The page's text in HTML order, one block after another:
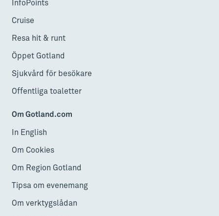
InfoPoints
Cruise
Resa hit & runt
Öppet Gotland
Sjukvård för besökare
Offentliga toaletter
Om Gotland.com
In English
Om Cookies
Om Region Gotland
Tipsa om evenemang
Om verktygslådan